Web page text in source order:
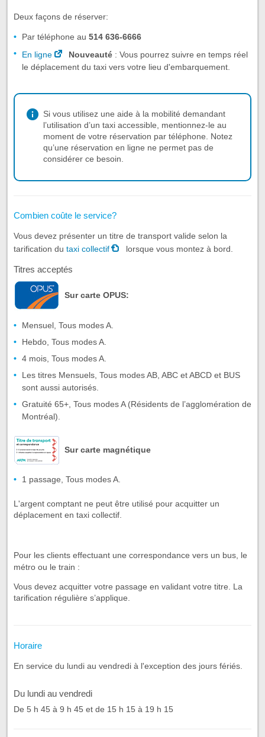
Deux façons de réserver:
Par téléphone au 514 636-6666
En ligne Nouveauté : Vous pourrez suivre en temps réel
le déplacement du taxi vers votre lieu d'embarquement.
Si vous utilisez une aide à la mobilité demandant
l’utilisation d’un taxi accessible, mentionnez-le au
moment de votre réservation par téléphone. Notez
qu’une réservation en ligne ne permet pas de
considérer ce besoin.
Combien coûte le service?
Vous devez présenter un titre de transport valide selon la
tarification du taxi collectif lorsque vous montez à bord.
Titres acceptés
Sur carte OPUS:
Mensuel, Tous modes A.
Hebdo, Tous modes A.
4 mois, Tous modes A.
Les titres Mensuels, Tous modes AB, ABC et ABCD et BUS
sont aussi autorisés.
Gratuité 65+, Tous modes A (Résidents de l’agglomération de
Montréal).
Sur carte magnétique
1 passage, Tous modes A.
L'argent comptant ne peut être utilisé pour acquitter un
déplacement en taxi collectif.
Pour les clients effectuant une correspondance vers un bus, le
métro ou le train :
Vous devez acquitter votre passage en validant votre titre. La
tarification régulière s’applique.
Horaire
En service du lundi au vendredi à l'exception des jours fériés.
Du lundi au vendredi
De 5 h 45 à 9 h 45 et de 15 h 15 à 19 h 15